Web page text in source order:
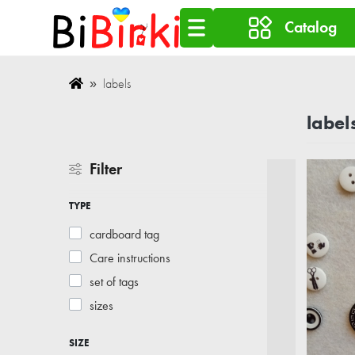
Catalog
labels
Filter
TYPE
cardboard tag
Care instructions
set of tags
sizes
SIZE